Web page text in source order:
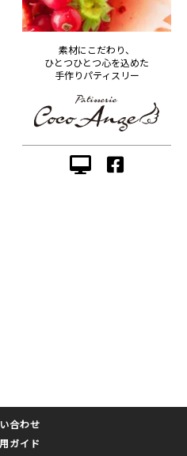
素材にこだわり、
ひとつひとつ心を込めた
手作りパティスリー
合わせ
ガイド